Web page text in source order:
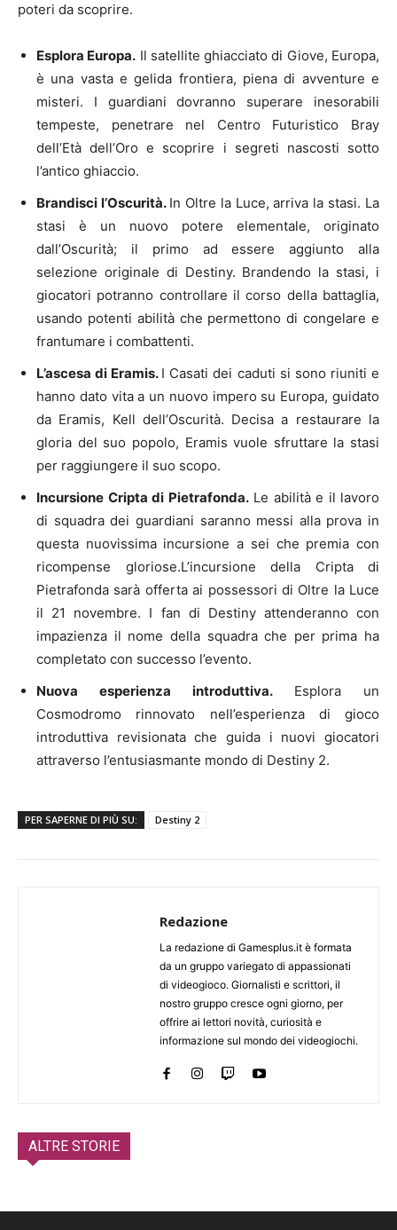
poteri da scoprire.
Esplora Europa. Il satellite ghiacciato di Giove, Europa,
è una vasta e gelida frontiera, piena di avventure e
misteri. I guardiani dovranno superare inesorabili
tempeste, penetrare nel Centro Futuristico Bray
dell’Età dell’Oro e scoprire i segreti nascosti sotto
l’antico ghiaccio.
Brandisci l’Oscurità.In Oltre la Luce, arriva la stasi. La
stasi è un nuovo potere elementale, originato
dall’Oscurità; il primo ad essere aggiunto alla
selezione originale di Destiny. Brandendo la stasi, i
giocatori potranno controllare il corso della battaglia,
usando potenti abilità che permettono di congelare e
frantumare i combattenti.
L’ascesa di Eramis. I Casati dei caduti si sono riuniti e
hanno dato vita a un nuovo impero su Europa, guidato
da Eramis, Kell dell’Oscurità. Decisa a restaurare la
gloria del suo popolo, Eramis vuole sfruttare la stasi
per raggiungere il suo scopo.
Incursione Cripta di Pietrafonda.Le abilità e il lavoro
di squadra dei guardiani saranno messi alla prova in
questa nuovissima incursione a sei che premia con
ricompense gloriose.L’incursione della Cripta di
Pietrafonda sarà offerta ai possessori di Oltre la Luce
il 21 novembre. I fan di Destiny attenderanno con
impazienza il nome della squadra che per prima ha
completato con successo l’evento.
Nuova esperienza introduttiva.Esplora un
Cosmodromo rinnovato nell’esperienza di gioco
introduttiva revisionata che guida i nuovi giocatori
attraverso l’entusiasmante mondo di Destiny 2.
PER SAPERNE DI PIÙ SU: Destiny 2
Redazione
La redazione di Gamesplus.it è formata
da un gruppo variegato di appassionati
di videogioco. Giornalisti e scrittori, il
nostro gruppo cresce ogni giorno, per
offrire ai lettori novità, curiosità e
informazione sul mondo dei videogiochi.
ALTRE STORIE